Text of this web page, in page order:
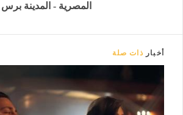
المصرية - المدينة برس
أخبار ذات صلة